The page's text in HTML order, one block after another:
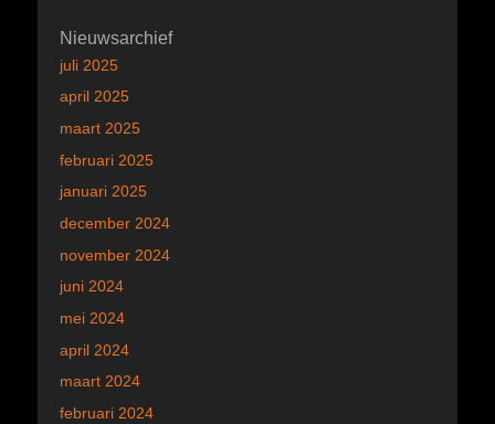
Nieuwsarchief
juli 2025
april 2025
maart 2025
februari 2025
januari 2025
december 2024
november 2024
juni 2024
mei 2024
april 2024
maart 2024
februari 2024